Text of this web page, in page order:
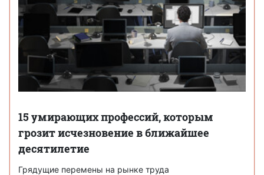
15 умирающих профессий, которым
грозит исчезновение в ближайшее
десятилетие
Грядущие перемены на рынке труда